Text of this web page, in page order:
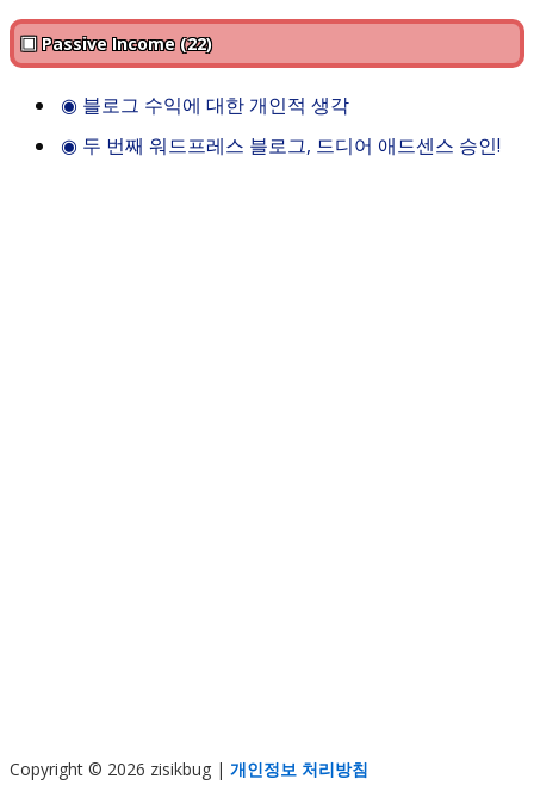
▣ Passive Income (22)
◉ 블로그 수익에 대한 개인적 생각
◉ 두 번째 워드프레스 블로그, 드디어 애드센스 승인!
Copyright © 2026 zisikbug | 개인정보 처리방침